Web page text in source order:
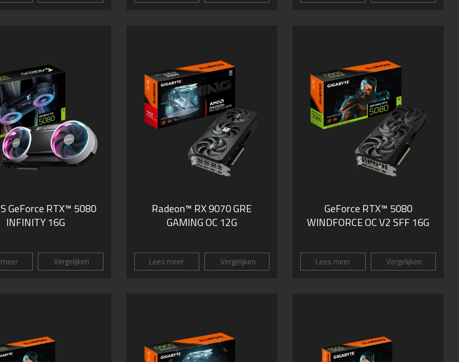
GeForce RTX™ 5080
INFINITY 16G
Vergelijken
Radeon™ RX 9070 GRE
GAMING OC 12G
Lees meer Vergelijken
GeForce RTX­­™ 5080
WINDFORCE OC V2 SFF 16G
Lees meer Vergelijken